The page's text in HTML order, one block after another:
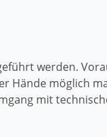
werden.
Hände möglich
mit